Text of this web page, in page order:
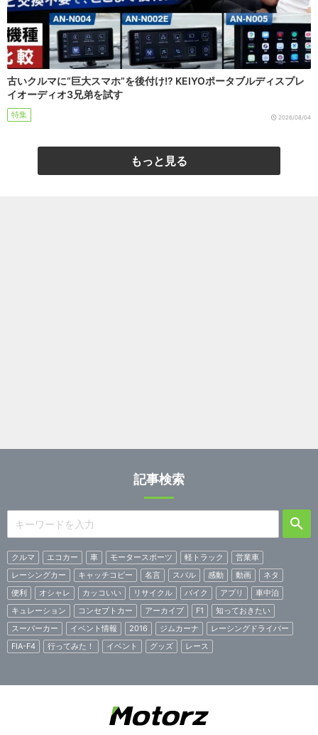
古いクルマに“巨大スマホ”を後付け!? KEIYOポータブルディスプレ
イオーディオ3兄弟を試す
特集 2026/08/04
もっと見る
記事検索
クルマ エコカー 車 モータースポーツ 軽トラック
営業車
レーシングカー
キャッチコピー 名言 スバル 感動 動画
ネタ
便利
オシャレ カッコいい リサイクル バイク アプリ
車中泊
キュレーション
コンセプトカー アーカイブ F1
知っておきたい
スーパーカー
イベント情報 2016 ジムカーナ
レーシングドライバー
FIA-F4
行ってみた！ イベント グッズ レース